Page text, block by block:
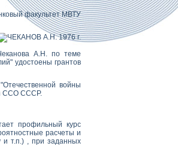
факультет МВТУ
А.Н. по теме
удостоены грантов
войны
и ССО СССР.
профильный курс
расчеты и
и т.п.) , при заданных